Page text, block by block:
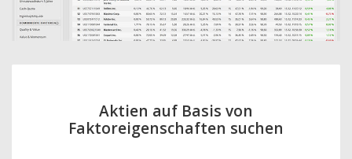
Aktien auf Basis von
Faktoreigenschaften suchen